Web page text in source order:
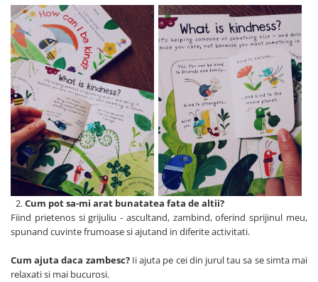
Cum pot sa-mi arat bunatatea fata de altii?
Fiind prietenos si grijuliu - ascultand, zambind, oferind sprijinul meu,
spunand cuvinte frumoase si ajutand in diferite activitati.
Cum ajuta daca zambesc?Ii ajuta pe cei din jurul tau sa se simta mai
relaxati si mai bucurosi.